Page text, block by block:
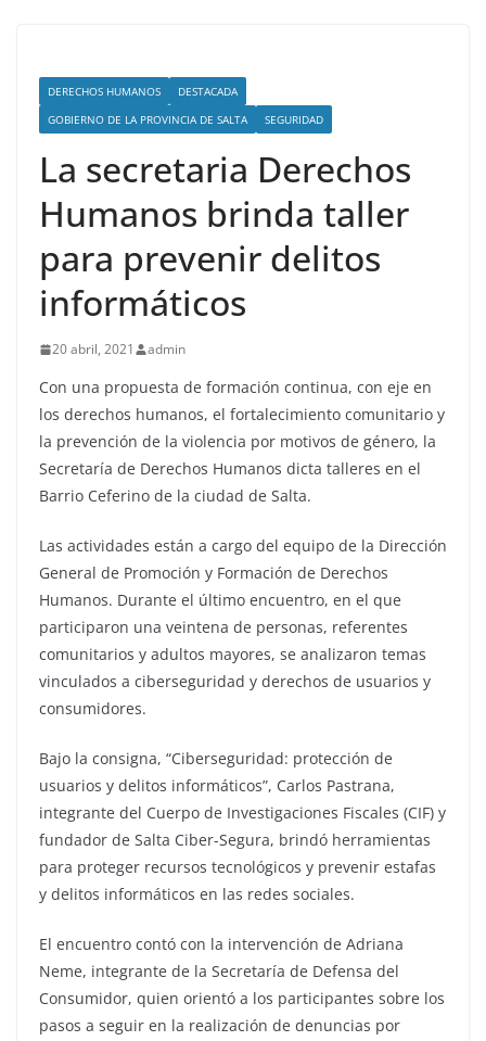
DERECHOS HUMANOS
DESTACADA
GOBIERNO DE LA PROVINCIA DE SALTA
SEGURIDAD
La secretaria Derechos
Humanos brinda taller
para prevenir delitos
informáticos
20 abril, 2021 admin
Con una propuesta de formación continua, con eje en
los derechos humanos, el fortalecimiento comunitario y
la prevención de la violencia por motivos de género, la
Secretaría de Derechos Humanos dicta talleres en el
Barrio Ceferino de la ciudad de Salta.
Las actividades están a cargo del equipo de la Dirección
General de Promoción y Formación de Derechos
Humanos. Durante el último encuentro, en el que
participaron una veintena de personas, referentes
comunitarios y adultos mayores, se analizaron temas
vinculados a ciberseguridad y derechos de usuarios y
consumidores.
Bajo la consigna, “Ciberseguridad: protección de
usuarios y delitos informáticos”, Carlos Pastrana,
integrante del Cuerpo de Investigaciones Fiscales (CIF) y
fundador de Salta Ciber-Segura, brindó herramientas
para proteger recursos tecnológicos y prevenir estafas
y delitos informáticos en las redes sociales.
El encuentro contó con la intervención de Adriana
Neme, integrante de la Secretaría de Defensa del
Consumidor, quien orientó a los participantes sobre los
pasos a seguir en la realización de denuncias por